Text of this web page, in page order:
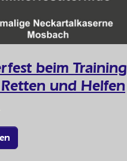
beim Training
und Helfen